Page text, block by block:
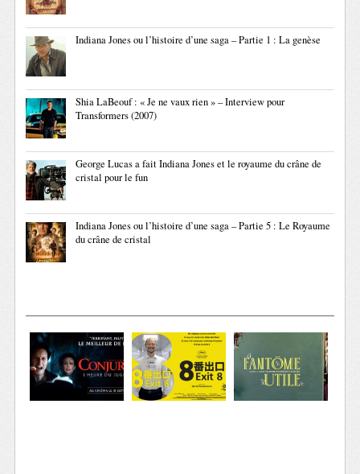
Indiana Jones ou l’histoire d’une saga – Partie 1 : La genèse
Shia LaBeouf : « Je ne vaux rien » – Interview pour
Transformers (2007)
George Lucas a fait Indiana Jones et le royaume du crâne de
cristal pour le fun
Indiana Jones ou l’histoire d’une saga – Partie 5 : Le Royaume
du crâne de cristal